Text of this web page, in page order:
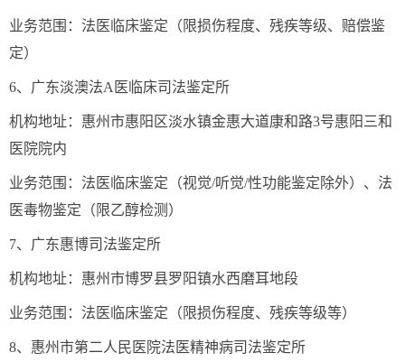
业务范围：法医临床鉴定（限损伤程度、残疾等级、赔偿鉴
定）
6、广东淡澳法A医临床司法鉴定所
机构地址：惠州市惠阳区淡水镇金惠大道康和路3号惠阳三和
医院院内
业务范围：法医临床鉴定（视觉/听觉/性功能鉴定除外）、法
医毒物鉴定（限乙醇检测）
7、广东惠博司法鉴定所
机构地址：惠州市博罗县罗阳镇水西磨耳地段
业务范围：法医临床鉴定（限损伤程度、残疾等级等）
8、惠州市第二人民医院法医精神病司法鉴定所